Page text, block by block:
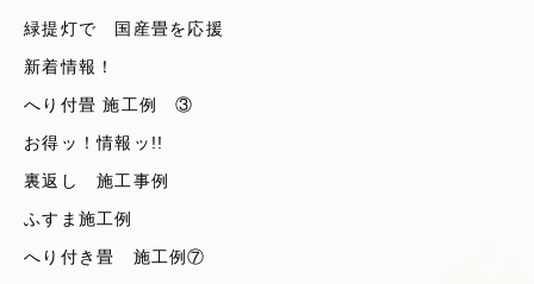
緑提灯で 国産畳を応援
新着情報！
へり付畳 施工例 ③
お得ッ！情報ッ!!
裏返し 施工事例
ふすま施工例
へり付き畳 施工例⑦